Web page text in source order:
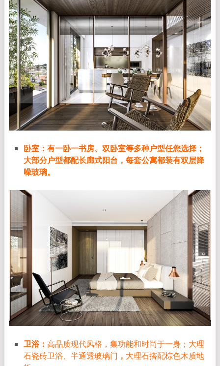
卧室：有一卧一书房、双卧室等多种户型任您选择；
大部分户型都配长廊式阳台，每套公寓都装有双层降
噪玻璃。
卫浴： 高品质现代风格，集功能和时尚于一身； 大理
石瓷砖卫浴、半通透玻璃门 ， 大理石搭配棕色木质地